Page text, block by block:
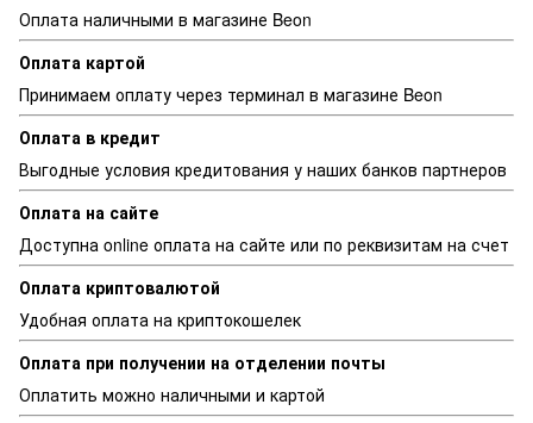
Оплата наличными в магазине Beon
Оплата картой
Принимаем оплату через терминал в магазине Beon
Оплата в кредит
Выгодные условия кредитования у наших банков партнеров
Оплата на сайте
Доступна online оплата на сайте или по реквизитам на счет
Оплата криптовалютой
Удобная оплата на криптокошелек
Оплата при получении на отделении почты
Оплатить можно наличными и картой